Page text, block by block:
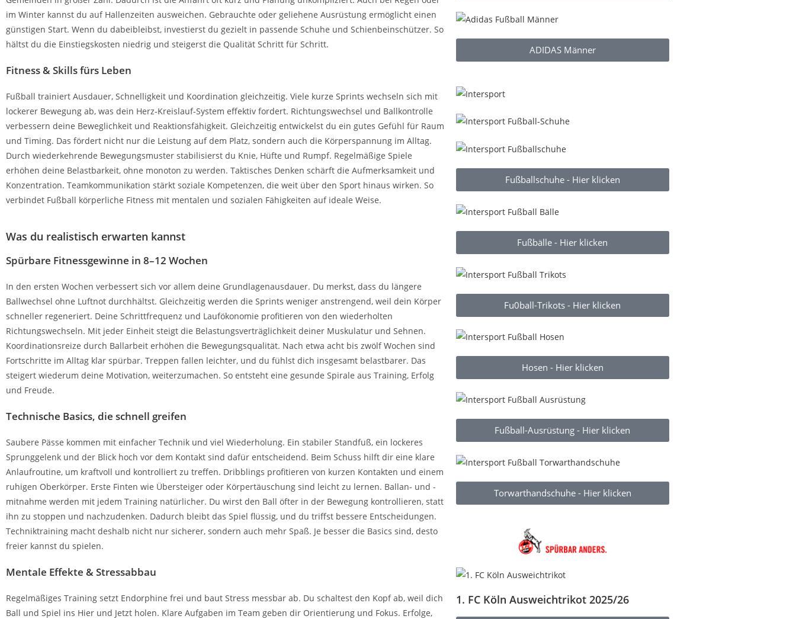
im Winter kannst du auf Hallenzeiten ausweichen. Gebrauchte oder geliehene Ausrüstung ermöglicht einen
günstigen Start. Wenn du dabeibleibst, investierst du gezielt in passende Schuhe und Schienbeinschützer. So
hältst du die Einstiegskosten niedrig und steigerst die Qualität Schritt für Schritt.
Fitness & Skills fürs Leben
Fußball trainiert Ausdauer, Schnelligkeit und Koordination gleichzeitig. Viele kurze Sprints wechseln sich mit
lockerer Bewegung ab, was dein Herz-Kreislauf-System effektiv fordert. Richtungswechsel und Ballkontrolle
verbessern deine Beweglichkeit und Reaktionsfähigkeit. Gleichzeitig entwickelst du ein gutes Gefühl für Raum
und Timing. Das fördert nicht nur die Leistung auf dem Platz, sondern auch die Körperspannung im Alltag.
Durch wiederkehrende Bewegungsmuster stabilisierst du Knie, Hüfte und Rumpf. Regelmäßige Spiele
erhöhen deine Belastbarkeit, ohne monoton zu werden. Taktisches Denken schärft die Aufmerksamkeit und
Konzentration. Teamkommunikation stärkt soziale Kompetenzen, die weit über den Sport hinaus wirken. So
verbindet Fußball körperliche Fitness mit mentalen und sozialen Fähigkeiten auf ideale Weise.
Was du realistisch erwarten kannst
Spürbare Fitnessgewinne in 8–12 Wochen
In den ersten Wochen verbessert sich vor allem deine Grundlagenausdauer. Du merkst, dass du längere
Ballwechsel ohne Luftnot durchhältst. Gleichzeitig werden die Sprints weniger anstrengend, weil dein Körper
schneller regeneriert. Deine Schrittfrequenz und Laufökonomie profitieren von den wiederholten
Richtungswechseln. Mit jeder Einheit steigt die Belastungsverträglichkeit deiner Muskulatur und Sehnen.
Koordinationsreize durch Ballarbeit erhöhen die Bewegungsqualität. Nach etwa acht bis zwölf Wochen sind
Fortschritte im Alltag klar spürbar. Treppen fallen leichter, und du fühlst dich insgesamt belastbarer. Das
steigert wiederum deine Motivation, weiterzumachen. So entsteht eine gesunde Spirale aus Training, Erfolg
und Freude.
Technische Basics, die schnell greifen
Saubere Pässe kommen mit einfacher Technik und viel Wiederholung. Ein stabiler Standfuß, ein lockeres
Sprunggelenk und der Blick hoch vor dem Kontakt sind dafür entscheidend. Beim Schuss hilft dir eine klare
Anlaufroutine, um kraftvoll und kontrolliert zu treffen. Dribblings profitieren von kurzen Kontakten und einem
ruhigen Oberkörper. Erste Finten wie Übersteiger oder Körpertäuschung sind leicht zu lernen. Ballan- und -
mitnahme werden mit jedem Training natürlicher. Du wirst den Ball öfter in der Bewegung kontrollieren, statt
ihn zu stoppen und nachzudenken. Dadurch bleibt das Spiel flüssig, und du triffst bessere Entscheidungen.
Techniktraining macht deshalb nicht nur sicherer, sondern auch mehr Spaß. Je besser die Basics sind, desto
freier kannst du spielen.
Mentale Effekte & Stressabbau
Regelmäßiges Training setzt Endorphine frei und baut Stress messbar ab. Du schaltest den Kopf ab, weil dich
Ball und Spiel ins Hier und Jetzt holen. Klare Aufgaben im Team geben dir Orientierung und Fokus. Erfolge,
ADIDAS Männer
Fußballschuhe - Hier klicken
Fußbälle - Hier klicken
Fu0ball-Trikots - Hier klicken
Hosen - Hier klicken
Fußball-Ausrüstung - Hier klicken
Torwarthandschuhe - Hier klicken
1. FC Köln Ausweichtrikot 2025/26